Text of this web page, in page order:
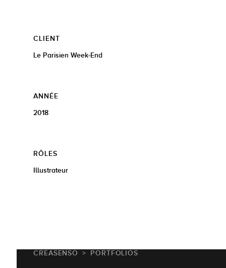
CLIENT
Le Parisien Week-End
ANNÉE
2018
RÔLES
Illustrateur
CREASENSO PORTFOLIOS